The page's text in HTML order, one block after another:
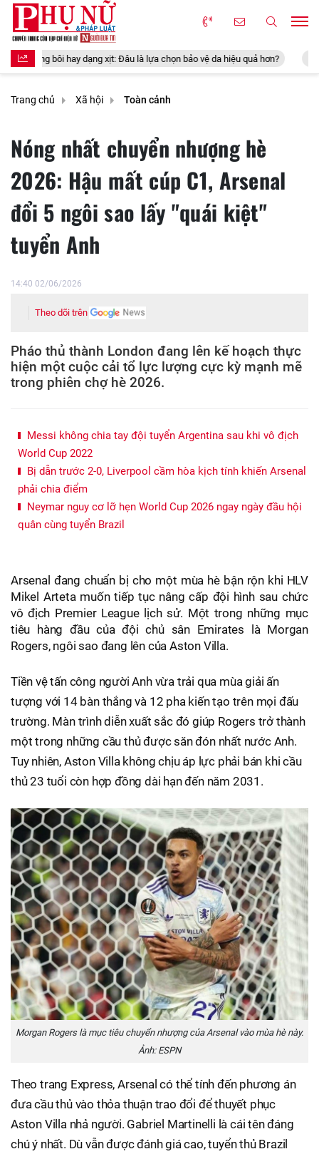
xịt: Đâu là lựa chọn bảo vệ da hiệu quả hơn? Vì sao bồn rửa mặt
Trang chủ Xã hội Toàn cảnh
Nóng nhất chuyển nhượng hè
2026: Hậu mất cúp C1, Arsenal
đổi 5 ngôi sao lấy "quái kiệt"
tuyển Anh
14:40 02/06/2026
Theo dõi trên
Pháo thủ thành London đang lên kế hoạch thực
hiện một cuộc cải tổ lực lượng cực kỳ mạnh mẽ
trong phiên chợ hè 2026.
Messi không chia tay đội tuyển Argentina sau khi vô địch
World Cup 2022
Bị dẫn trước 2-0, Liverpool cầm hòa kịch tính khiến Arsenal
phải chia điểm
Neymar nguy cơ lỡ hẹn World Cup 2026 ngay ngày đầu hội
quân cùng tuyển Brazil
Arsenal đang chuẩn bị cho một mùa hè bận rộn khi HLV
Mikel Arteta muốn tiếp tục nâng cấp đội hình sau chức
vô địch Premier League lịch sử. Một trong những mục
tiêu hàng đầu của đội chủ sân Emirates là Morgan
Rogers, ngôi sao đang lên của Aston Villa.
Tiền vệ tấn công người Anh vừa trải qua mùa giải ấn
tượng với 14 bàn thắng và 12 pha kiến tạo trên mọi đấu
trường. Màn trình diễn xuất sắc đó giúp Rogers trở thành
một trong những cầu thủ được săn đón nhất nước Anh.
Tuy nhiên, Aston Villa không chịu áp lực phải bán khi cầu
thủ 23 tuổi còn hợp đồng dài hạn đến năm 2031.
Morgan Rogers là mục tiêu chuyển nhượng của Arsenal vào mùa hè này.
Ảnh: ESPN
Theo trang Express, Arsenal có thể tính đến phương án
đưa cầu thủ vào thỏa thuận trao đổi để thuyết phục
Aston Villa nhả người. Gabriel Martinelli là cái tên đáng
chú ý nhất. Dù vẫn được đánh giá cao, tuyển thủ Brazil